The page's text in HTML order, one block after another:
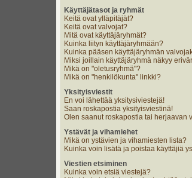
Käyttäjätasot ja ryhmät
Keitä ovat ylläpitäjät?
Keitä ovat valvojat?
Mitä ovat käyttäjäryhmät?
Kuinka liityn käyttäjäryhmään?
Kuinka pääsen käyttäjäryhmän
Miksi joillain käyttäjäryhmä näkyy
Mikä on "oletusryhmä"?
Mikä on "henkilökunta" linkki?
Yksityisviestit
En voi lähettää yksitysiviestejä!
Saan roskapostia yksityisviestinä!
Olen saanut roskapostia tai herjaavan
Ystävät ja vihamiehet
Mikä on ystävien ja vihamiesten lista?
Kuinka voin lisätä ja poistaa käyttäjiä
Viestien etsiminen
Kuinka voin etsiä viestejä?